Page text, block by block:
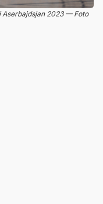
Aserbajdsjan 2023 — Foto